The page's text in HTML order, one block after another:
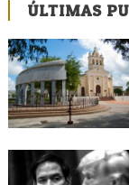
ÚLTIMAS